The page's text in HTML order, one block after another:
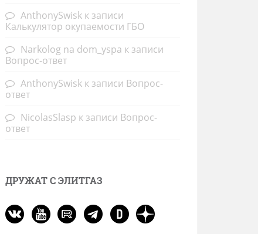
AnthonySwisk к записи
Калькулятор окупаемости ГБО
Narkolog na dom_yspa к записи
Вопрос-ответ
AnthonySwisk к записи Вопрос-
ответ
NicolasSlasp к записи Вопрос-
ответ
ДРУЖАТ С ЭЛИТГАЗ